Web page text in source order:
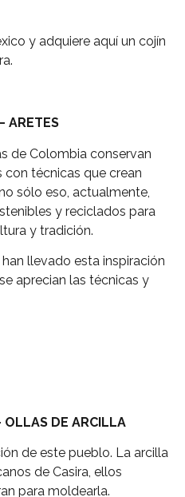
y adquiere aquí un cojín
ARETES
de Colombia conservan
con técnicas que crean
sólo eso, actualmente,
y reciclados para
y tradición.
llevado esta inspiración
aprecian las técnicas y
OLLAS DE ARCILLA
de este pueblo. La arcilla
de Casira, ellos
para moldearla.